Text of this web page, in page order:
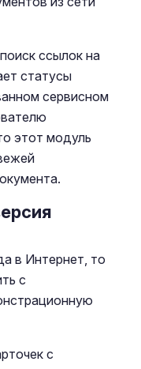
ссылок на
статусы
сервисном
этот модуль
в Интернет, то
с
с